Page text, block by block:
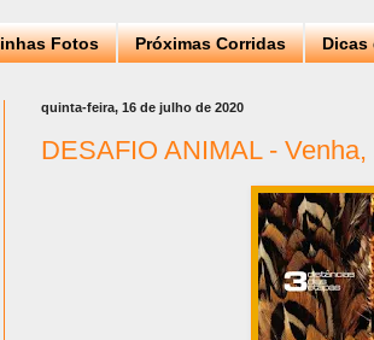
Fotos Próximas Corridas Dicas
quinta-feira, 16 de julho de 2020
DESAFIO ANIMAL -